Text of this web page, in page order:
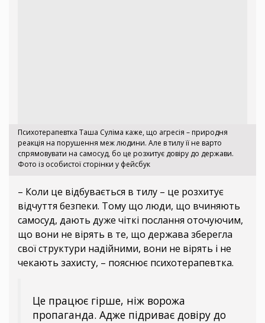
Психотерапевтка Таша Суліма каже, що агресія – природня
реакція на порушення меж людини. Але в тилу її не варто
спрямовувати на самосуд, бо це розхитує довіру до держави.
Фото із особистої сторінки у фейсбук
– Коли це відбувається в тилу – це розхитує
відчуття безпеки. Тому що люди, що вчиняють
самосуд, дають дуже чіткі послання оточуючим,
що вони не вірять в те, що держава зберегла
свої структури надійними, вони не вірять і не
чекають захисту, – пояснює психотерапевтка.
Це працює гірше, ніж ворожа
пропаганда. Адже підриває довіру до